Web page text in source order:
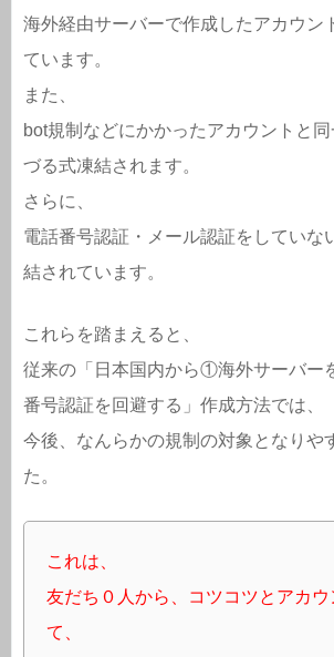
海外経由サーバーで作成したアカウン
ています。
また、
bot規制などにかかったアカウントと
づる式凍結されます。
さらに、
電話番号認証・メール認証をしていな
結されています。
これらを踏まえると、
従来の「日本国内から①海外サーバー
番号認証を回避する」作成方法では、
今後、なんらかの規制の対象となりや
た。
これは、
友だち０人から、コツコツとアカウ
て、